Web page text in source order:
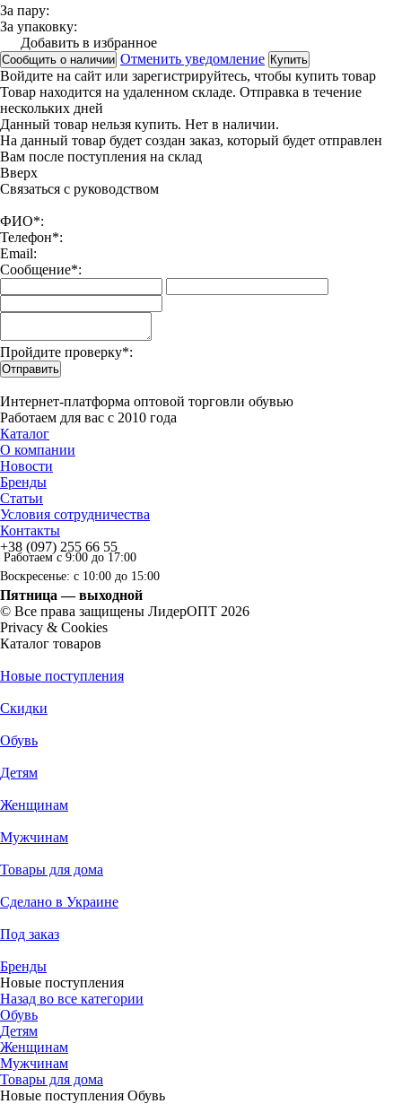
За пару:
За упаковку:
Добавить в избранное
Сообщить о наличии Отменить уведомление Купить
Войдите на сайт или зарегистрируйтесь, чтобы купить товар
Товар находится на удаленном складе. Отправка в течение
нескольких дней
Данный товар нельзя купить. Нет в наличии.
На данный товар будет создан заказ, который будет отправлен
Вам после поступления на склад
Вверx
Связаться с руководством
ФИО*:
Телефон*:
Email:
Сообщение*:
Пройдите проверку*:
Отправить
Интернет-платформа оптовой торговли обувью
Работаем для вас с 2010 года
Каталог
О компании
Новости
Бренды
Статьи
Условия сотрудничества
Контакты
+38 (097) 255 66 55
Работаем с 9:00 до 17:00
Воскресенье: с 10:00 до 15:00
Пятница — выходной
© Все права защищены ЛидерОПТ 2026
Privacy & Cookies
Каталог товаров
Новые поступления
Скидки
Обувь
Детям
Женщинам
Мужчинам
Товары для дома
Сделано в Украине
Под заказ
Бренды
Новые поступления
Назад во все категории
Обувь
Детям
Женщинам
Мужчинам
Товары для дома
Новые поступления Обувь